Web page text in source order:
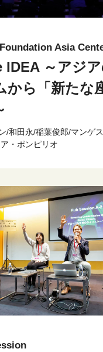
Asia
IDEA ～アジ
から「新たな
/和田永/稲葉俊郎/マンゲ
・ポンピリオ